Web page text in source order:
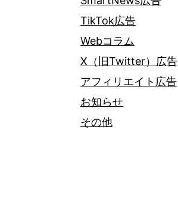
TikTok広告
Webコラム
X（旧Twitter）広告
アフィリエイト広告
お知らせ
その他